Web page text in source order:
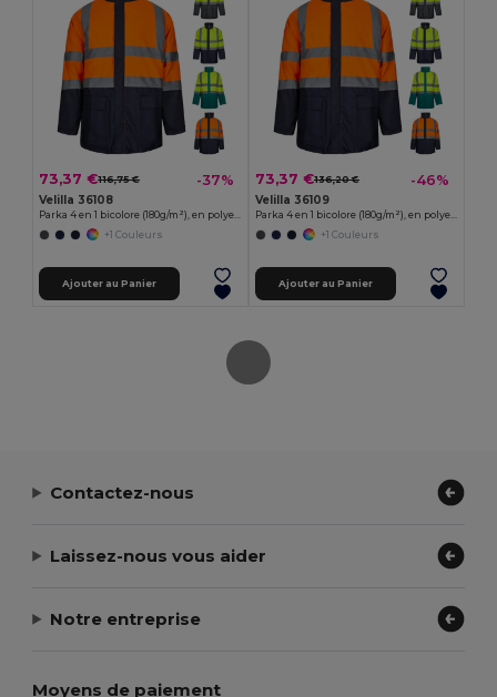
73,37 €116,75 € -37%
Velilla 36108
Parka 4 en 1 bicolore (180g/m²), en polyester (100%), avec finition PU
+1 Couleurs
Ajouter au Panier
73,37 €136,20 € -46%
Velilla 36109
Parka 4 en 1 bicolore (180g/m²), en polyester (100%) avec finition PU
+1 Couleurs
Ajouter au Panier
Contactez-nous
Laissez-nous vous aider
Notre entreprise
Moyens de paiement